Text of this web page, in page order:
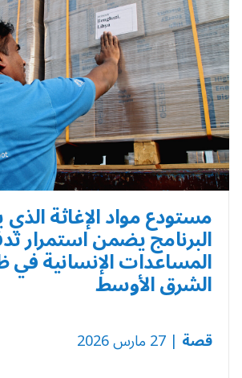
مستودع مواد الإغاثة الذي
البرنامج يضمن استمرار
المساعدات الإنسانية في
الشرق الأوسط
قصة | 27 مارس 2026